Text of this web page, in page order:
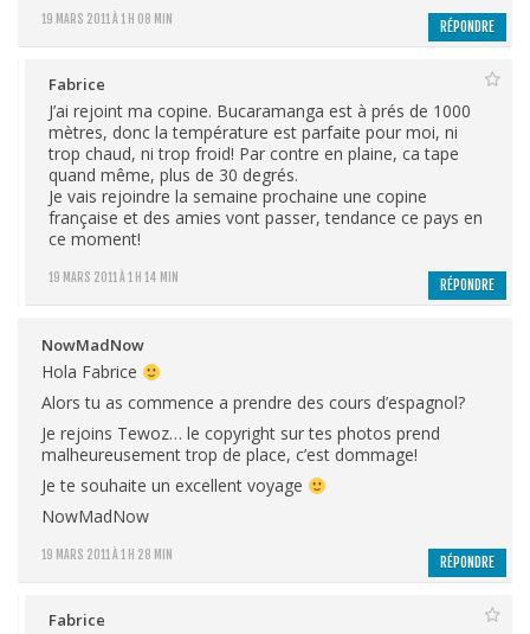
19 MARS 2011 À 1 H 08 MIN RÉPONDRE
Fabrice
19 MARS 2011 À 1 H 14 MIN
J’ai rejoint ma copine. Bucaramanga est à prés de 1000
mètres, donc la température est parfaite pour moi, ni
trop chaud, ni trop froid! Par contre en plaine, ca tape
quand même, plus de 30 degrés.
Je vais rejoindre la semaine prochaine une copine
française et des amies vont passer, tendance ce pays en
ce moment!
RÉPONDRE
NowMadNow
19 MARS 2011 À 1 H 28 MIN
Hola Fabrice
Alors tu as commence a prendre des cours d’espagnol?
Je rejoins Tewoz… le copyright sur tes photos prend
malheureusement trop de place, c’est dommage!
Je te souhaite un excellent voyage
NowMadNow
RÉPONDRE
Fabrice